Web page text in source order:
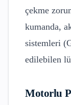
çekme
kumanda,
sistemleri
edilebilen
Motorlu